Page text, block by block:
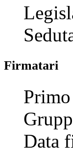
Firmatari
Data